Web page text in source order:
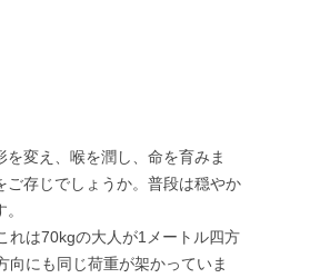
変え、喉を潤し、命を育みま
存じでしょうか。普段は穏やか
れは70kgの大人が1メートル四方
向にも同じ荷重が架かっていま